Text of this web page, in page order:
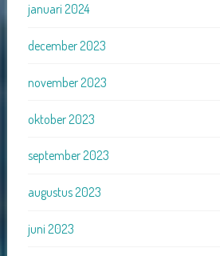
januari 2024
december 2023
november 2023
oktober 2023
september 2023
augustus 2023
juni 2023